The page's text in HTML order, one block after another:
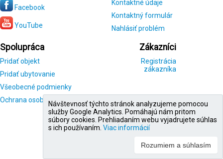
Facebook
YouTube
Kontaktné údaje
Kontaktný formulár
Nahlásiť problém
Spolupráca
Pridať objekt
Pridať ubytovanie
Všeobecné podmienky
Ochrana osobných údajov
Zákazníci
Registrácia
zákazníka
Návštevnosť týchto stránok analyzujeme pomocou
služby Google Analytics. Pomáhajú nám pritom
súbory cookies. Prehliadaním webu vyjadrujete súhlas
s ich používaním. Viac informácií